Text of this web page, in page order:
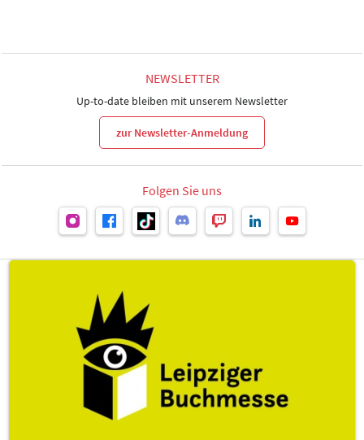
NEWSLETTER
Up-to-date bleiben mit unserem Newsletter
zur Newsletter-Anmeldung
Folgen Sie uns